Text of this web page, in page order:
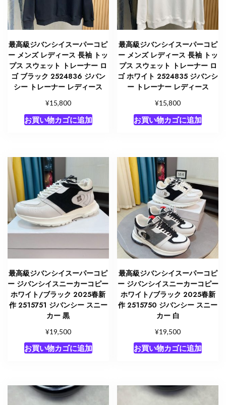
最高級ジバンシイスーパーコピ
ー メンズ レディース 長袖 トッ
プス スウェット トレーナー ロ
ゴ ブラック 2524836 ジバン
シー トレーナー レディース
¥15,800
お買い物カゴに追加
最高級ジバンシイスーパーコピ
ー メンズ レディース 長袖 トッ
プス スウェット トレーナー ロ
ゴ ホワイト 2524835 ジバンシ
ー トレーナー レディース
¥15,800
お買い物カゴに追加
最高級ジバンシイスーパーコピ
ー ジバンシイスニーカーコピー
ホワイト/ブラック 2025春新
作 2515751 ジバンシー スニー
カー 黒
¥19,500
お買い物カゴに追加
最高級ジバンシイスーパーコピ
ー ジバンシイスニーカーコピー
ホワイト/ブラック 2025春新
作 2515750 ジバンシー スニー
カー 白
¥19,500
お買い物カゴに追加